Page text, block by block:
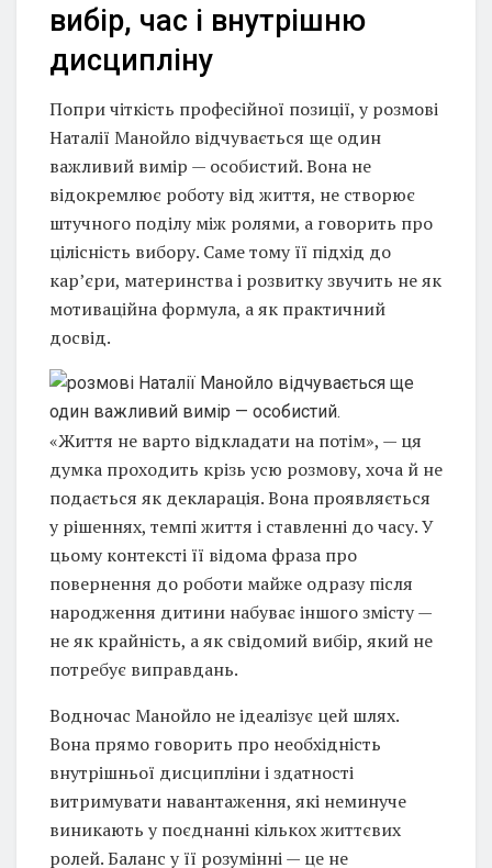
вибір, час і внутрішню
дисципліну
Попри чіткість професійної позиції, у розмові
Наталії Манойло відчувається ще один
важливий вимір — особистий. Вона не
відокремлює роботу від життя, не створює
штучного поділу між ролями, а говорить про
цілісність вибору. Саме тому її підхід до
кар’єри, материнства і розвитку звучить не як
мотиваційна формула, а як практичний
досвід.
«Життя не варто відкладати на потім», — ця
думка проходить крізь усю розмову, хоча й не
подається як декларація. Вона проявляється
у рішеннях, темпі життя і ставленні до часу. У
цьому контексті її відома фраза про
повернення до роботи майже одразу після
народження дитини набуває іншого змісту —
не як крайність, а як свідомий вибір, який не
потребує виправдань.
Водночас Манойло не ідеалізує цей шлях.
Вона прямо говорить про необхідність
внутрішньої дисципліни і здатності
витримувати навантаження, які неминуче
виникають у поєднанні кількох життєвих
ролей. Баланс у її розумінні — це не